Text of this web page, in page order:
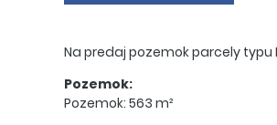
Na predaj pozemok parcely typu
Pozemok:
Pozemok: 563 m²